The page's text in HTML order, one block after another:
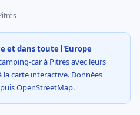
et dans toute l'Europe
car à Pitres avec leurs
la carte interactive. Données
OpenStreetMap.